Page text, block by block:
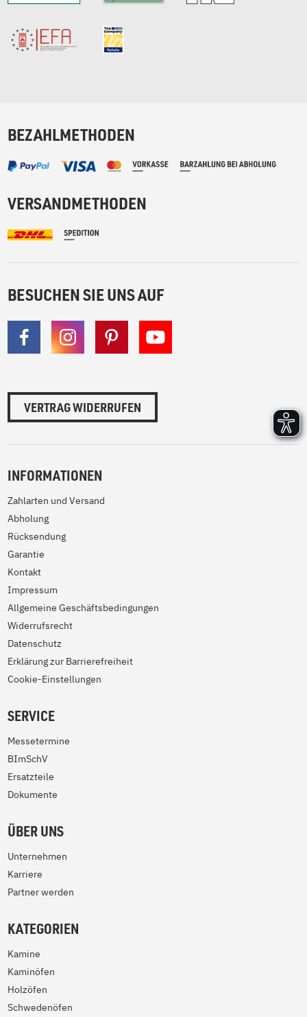
BEZAHLMETHODEN
VERSANDMETHODEN
BESUCHEN SIE UNS AUF
VERTRAG WIDERRUFEN
INFORMATIONEN
Zahlarten und Versand
Abholung
Rücksendung
Garantie
Kontakt
Impressum
Allgemeine Geschäftsbedingungen
Widerrufsrecht
Datenschutz
Erklärung zur Barrierefreiheit
Cookie-Einstellungen
SERVICE
Messetermine
BImSchV
Ersatzteile
Dokumente
ÜBER UNS
Unternehmen
Karriere
Partner werden
KATEGORIEN
Kamine
Kaminöfen
Holzöfen
Schwedenöfen